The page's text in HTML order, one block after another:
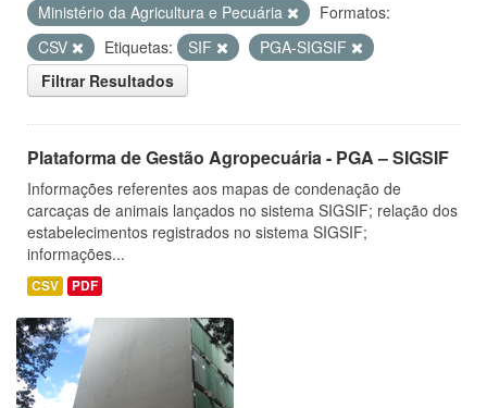
Ministério da Agricultura e Pecuária
Formatos:
CSV
Etiquetas: SIF
PGA-SIGSIF
Filtrar Resultados
Plataforma de Gestão Agropecuária - PGA – SIGSIF
Informações referentes aos mapas de condenação de
carcaças de animais lançados no sistema SIGSIF; relação dos
estabelecimentos registrados no sistema SIGSIF;
informações...
CSV PDF